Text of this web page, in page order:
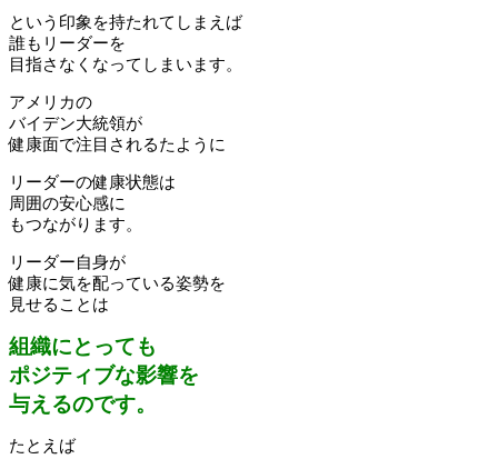
という印象を持たれてしまえば
誰もリーダーを
目指さなくなってしまいます。
アメリカの
バイデン大統領が
健康面で注目されるたように
リーダーの健康状態は
周囲の安心感に
もつながります。
リーダー自身が
健康に気を配っている姿勢を
見せることは
組織にとっても
ポジティブな影響を
与えるのです。
たとえば